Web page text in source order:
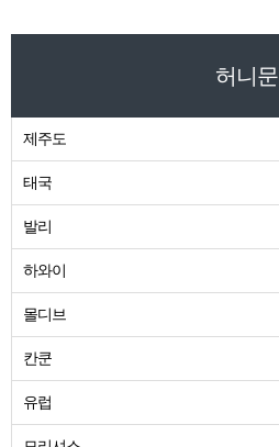
허니문
제주도
태국
발리
하와이
몰디브
칸쿤
유럽